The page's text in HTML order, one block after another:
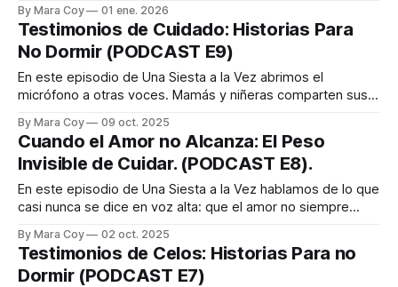
pregunto si esa libertad es real o si solo aprendimos a
habitar una jaula distinta, más brillante, más moderna,
By Mara Coy 01 ene. 2026
Testimonios de Cuidado: Historias Para
No Dormir (PODCAST E9)
En este episodio de Una Siesta a la Vez abrimos el
micrófono a otras voces. Mamás y niñeras comparten sus
aprendieron que poner límites también es una forma de
cuidarse, y que buscar espacio fuera del rol de cuidar no es
egoísmo,
By Mara Coy 09 oct. 2025
Cuando el Amor no Alcanza: El Peso
Invisible de Cuidar. (PODCAST E8).
En este episodio de Una Siesta a la Vez hablamos de lo que
casi nunca se dice en voz alta: que el amor no siempre
de una mamá y de una niñera exploramos qué pasa cuando
damos desde el agotamiento,
By Mara Coy 02 oct. 2025
Testimonios de Celos: Historias Para no
Dormir (PODCAST E7)